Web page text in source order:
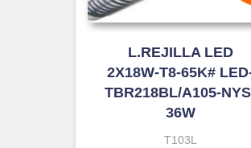
L.REJILLA LED
2X18W-T8-65K#
TBR218BL/A105-
36W
T103L